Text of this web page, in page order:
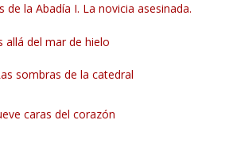
de la Abadía I. La novicia asesinada.
allá del mar de hielo
sombras de la catedral
caras del corazón